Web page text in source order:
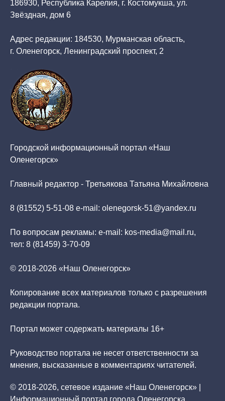
186930, Республика Карелия, г. Костомукша, ул.
Звёздная, дом 6
Адрес редакции: 184530, Мурманская область,
г. Оленегорск, Ленинградский проспект, 2
Городской информационный портал «Наш
Оленегорск»
Главный редактор - Третьякова Татьяна Михайловна
8 (81552) 5-51-08 e-mail: olenegorsk-51@yandex.ru
По вопросам рекламы: e-mail: kos-media@mail.ru,
тел: 8 (81459) 3-70-09
© 2018-2026 «Наш Оленегорск»
Копирование всех материалов только с разрешения
редакции портала.
Портал может содержать материалы 16+
Руководство портала не несет ответственности за
мнения, высказанные в комментариях читателей.
© 2018-2026, сетевое издание «Наш Оленегорск» |
Информационный портал города Оленегорска